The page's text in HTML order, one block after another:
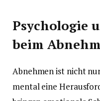
Psychologie
beim
Abnehmen ist nicht
mental eine